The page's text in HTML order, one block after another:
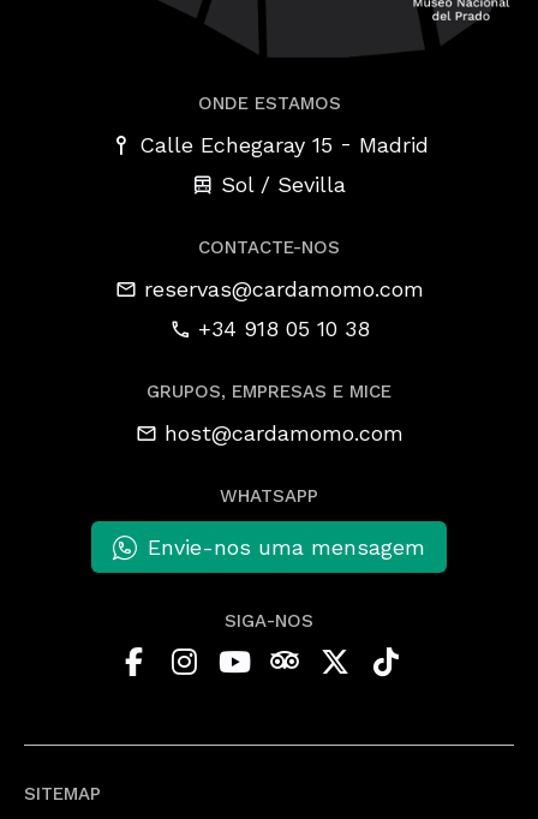
SITEMAP
ONDE ESTAMOS
Calle Echegaray 15 - Madrid
Sol / Sevilla
CONTACTE-NOS
reservas@cardamomo.com
+34 918 05 10 38
GRUPOS, EMPRESAS E MICE
host@cardamomo.com
WHATSAPP
Envie-nos uma mensagem
SIGA-NOS